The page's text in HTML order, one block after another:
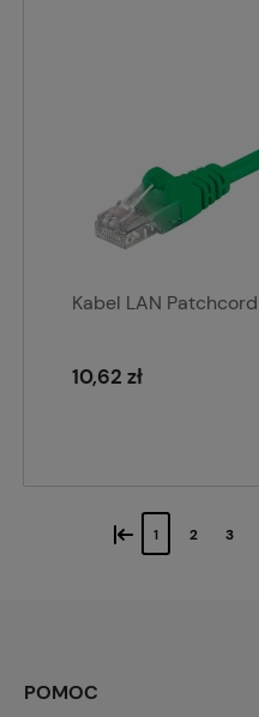
Kabel LAN
10,62 zł
« 1 2 3
POMOC